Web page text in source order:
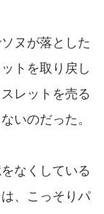
ヌが落とした
トを取り戻し
レットを売る
いのだった。
なくしている
、こっそりパ